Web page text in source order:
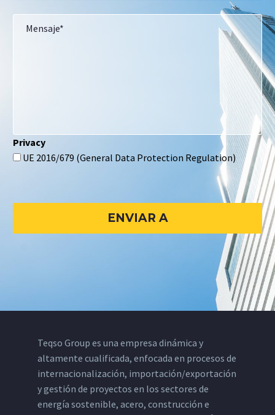
Privacy
UE 2016/679 (General Data Protection Regulation)
Teqso Group es una empresa dinámica y
altamente cualificada, enfocada en procesos de
internacionalización, importación/exportación
y gestión de proyectos en los sectores de
energía sostenible, acero, construcción e